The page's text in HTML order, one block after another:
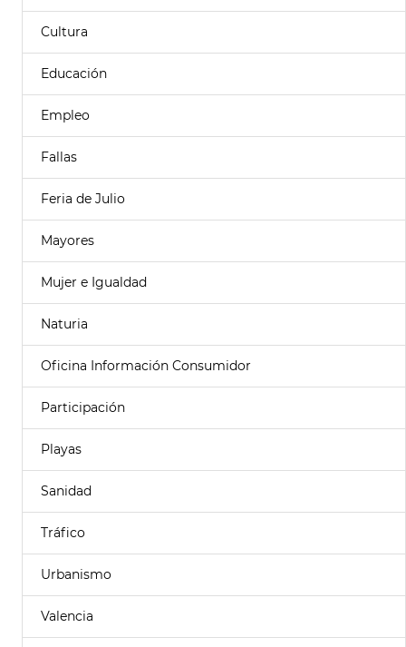
Cultura
Educación
Empleo
Fallas
Feria de Julio
Mayores
Mujer e Igualdad
Naturia
Oficina Información Consumidor
Participación
Playas
Sanidad
Tráfico
Urbanismo
Valencia